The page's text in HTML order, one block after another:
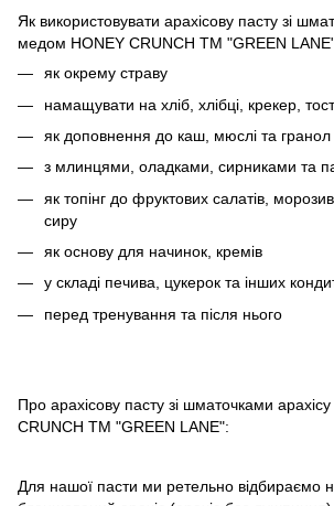
Як використовувати арахісову пасту зі
медом HONEY CRUNCH ТМ "GREEN
як окрему страву
намащувати на хліб, хлібці, крекер,
як доповнення до каш, мюслі та гранол
з млинцями, оладками, сирниками та
як топінг до фруктових салатів,
сиру
як основу для начинок, кремів
у складі печива, цукерок та інших
перед тренування та після нього
Про арахісову пасту зі шматочками
CRUNCH ТМ "GREEN LANE":
Для нашої пасти ми ретельно відбираємо